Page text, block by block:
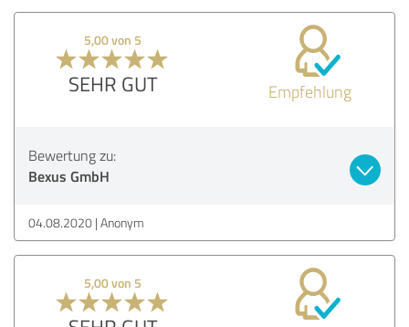
5,00 von 5
SEHR GUT Empfehlung
Bewertung zu:
Bexus GmbH
04.08.2020 Anonym
5,00 von 5